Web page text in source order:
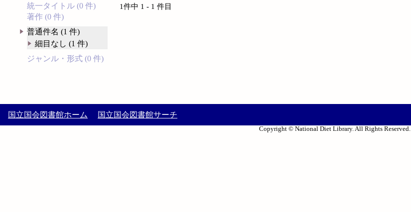
統一タイトル (0 件)
著作 (0 件)
普通件名 (1 件)
細目なし (1 件)
ジャンル・形式 (0 件)
1件中 1 - 1 件目
国立国会図書館ホーム 国立国会図書館サーチ
Copyright © National Diet Library. All Rights Reserved.